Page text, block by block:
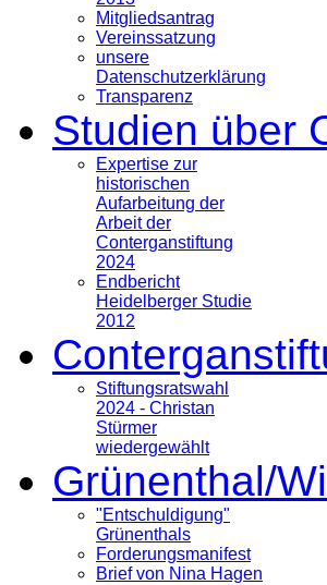
Mitgliedsantrag
Vereinssatzung
unsere
Datenschutzerklärung
Transparenz
Studien über
Expertise zur
historischen
Aufarbeitung der
Arbeit der
Conterganstiftung
2024
Endbericht
Heidelberger Studie
2012
Stiftungsratswahl
2024 - Christan
Stürmer
wiedergewählt
Grünenthal/
"Entschuldigung"
Grünenthals
Forderungsmanifest
Brief von Nina Hagen